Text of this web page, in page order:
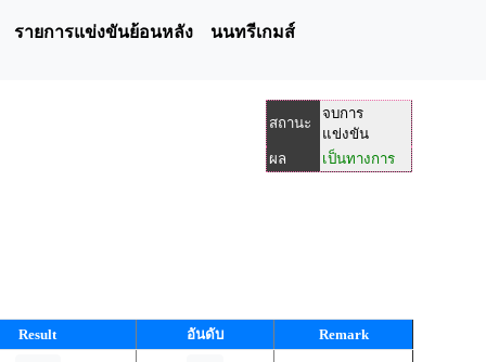
รายการแข่งขันย้อนหลัง นนทรีเกมส์
สถานะ
จบการ
แข่งขัน
ผล
เป็นทางการ
Result อันดับ Remark